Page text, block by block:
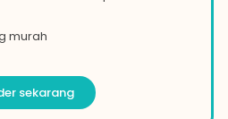
murah
sekarang